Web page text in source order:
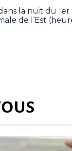
la nuit du
de l’Est